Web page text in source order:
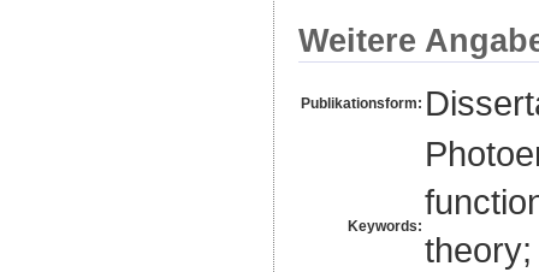
Weitere
Publikationsform:
Keywords: